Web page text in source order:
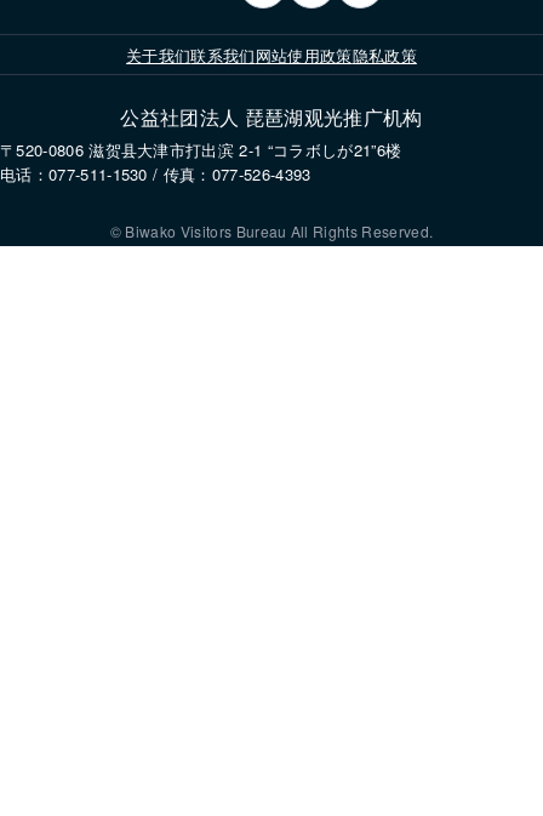
关于我们联系我们网站使用政策隐私政策
公益社团法人 琵琶湖观光推广机构
〒520-0806 滋贺县大津市打出滨 2-1 “コラボしが21”6楼
电话：077-511-1530 / 传真：077-526-4393
© Biwako Visitors Bureau All Rights Reserved.